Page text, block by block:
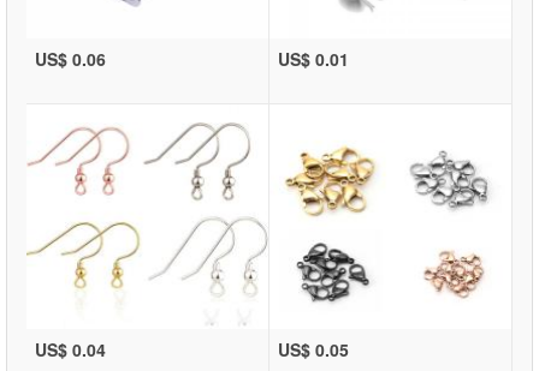
US$ 0.06 US$ 0.01
US$ 0.04 US$ 0.05